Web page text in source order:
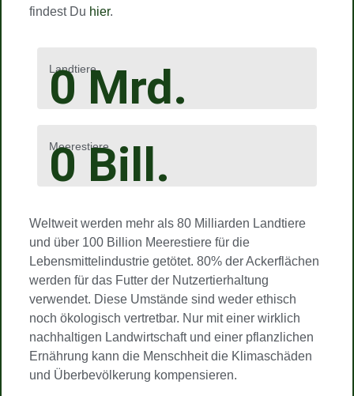
findest Du hier.
Landtiere
0 Mrd.
Meerestiere
0 Bill.
Weltweit werden mehr als 80 Milliarden Landtiere
und über 100 Billion Meerestiere für die
Lebensmittelindustrie getötet. 80% der Ackerflächen
werden für das Futter der Nutzertierhaltung
verwendet. Diese Umstände sind weder ethisch
noch ökologisch vertretbar. Nur mit einer wirklich
nachhaltigen Landwirtschaft und einer pflanzlichen
Ernährung kann die Menschheit die Klimaschäden
und Überbevölkerung kompensieren.